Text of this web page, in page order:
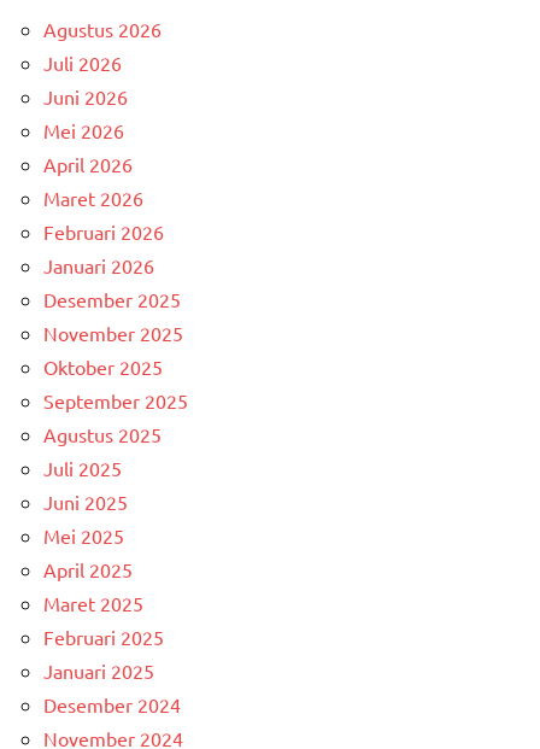
Agustus 2026
Juli 2026
Juni 2026
Mei 2026
April 2026
Maret 2026
Februari 2026
Januari 2026
Desember 2025
November 2025
Oktober 2025
September 2025
Agustus 2025
Juli 2025
Juni 2025
Mei 2025
April 2025
Maret 2025
Februari 2025
Januari 2025
Desember 2024
November 2024